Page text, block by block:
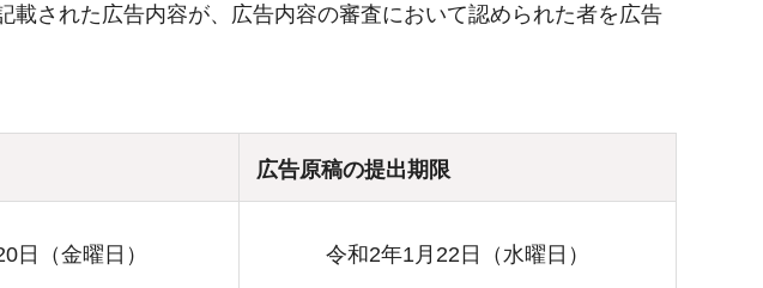
された広告内容が、広告内容の審査において認められた者を広告
広告原稿の提出期限
日（金曜日） 令和2年1月22日（水曜日）